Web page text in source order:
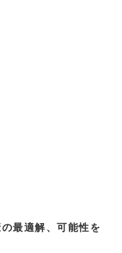
最適解、可能性を